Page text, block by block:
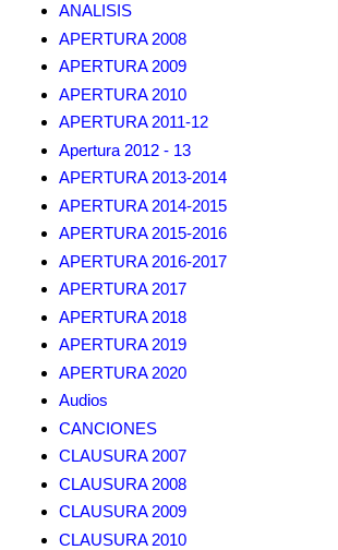
ANALISIS
APERTURA 2008
APERTURA 2009
APERTURA 2010
APERTURA 2011-12
Apertura 2012 - 13
APERTURA 2013-2014
APERTURA 2014-2015
APERTURA 2015-2016
APERTURA 2016-2017
APERTURA 2017
APERTURA 2018
APERTURA 2019
APERTURA 2020
Audios
CANCIONES
CLAUSURA 2007
CLAUSURA 2008
CLAUSURA 2009
CLAUSURA 2010